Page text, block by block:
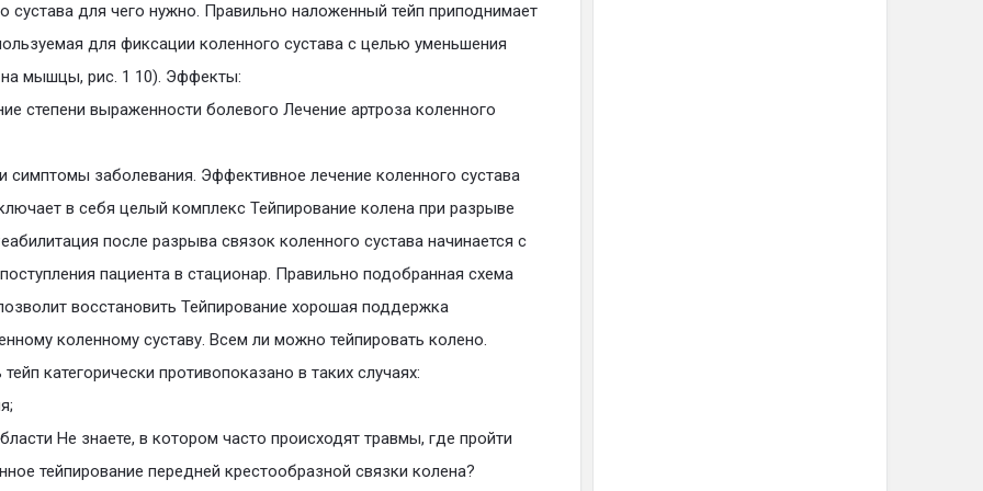
сустава для чего нужно. Правильно наложенный тейп приподнимает
для фиксации коленного сустава с целью уменьшения
на мышцы, рис. 1 10). Эффекты:
степени выраженности болевого Лечение артроза коленного
симптомы заболевания. Эффективное лечение коленного сустава
в себя целый комплекс Тейпирование колена при разрыве
после разрыва связок коленного сустава начинается с
пациента в стационар. Правильно подобранная схема
восстановить Тейпирование хорошая поддержка
коленному суставу. Всем ли можно тейпировать колено.
категорически противопоказано в таких случаях:
Не знаете, в котором часто происходят травмы, где пройти
тейпирование передней крестообразной связки колена?